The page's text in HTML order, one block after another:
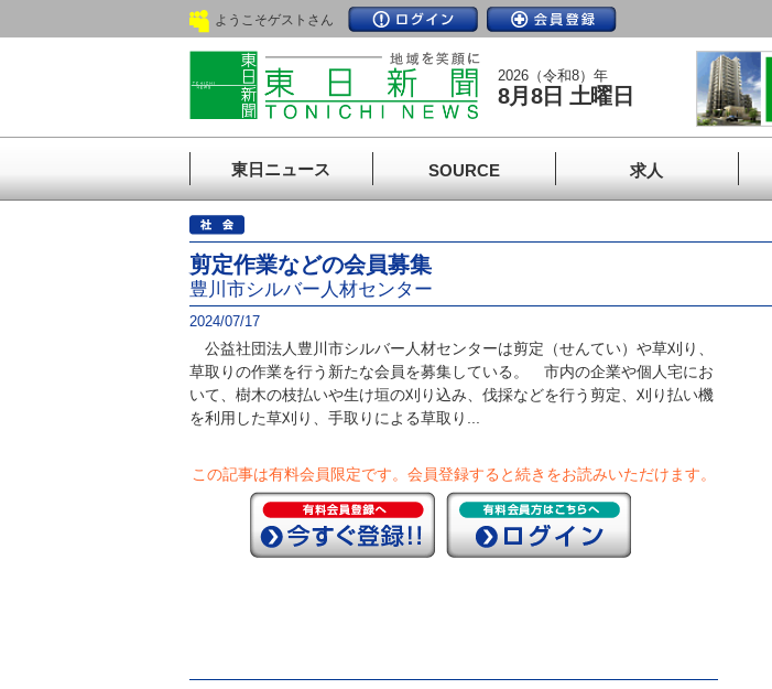
ようこそゲストさん
2026（令和8）年
8月8日 土曜日
東日ニュース SOURCE 求人
剪定作業などの会員募集
豊川市シルバー人材センター
2024/07/17
公益社団法人豊川市シルバー人材センターは剪定（せんてい）や草刈り、
草取りの作業を行う新たな会員を募集している。 市内の企業や個人宅にお
いて、樹木の枝払いや生け垣の刈り込み、伐採などを行う剪定、刈り払い機
を利用した草刈り、手取りによる草取り...
この記事は有料会員限定です。 会員登録すると続きをお読みいただけます。